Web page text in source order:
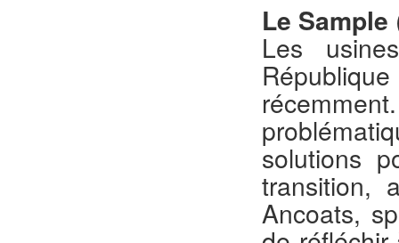
Le Sample
Les
solutions
transition,
Ancoats,